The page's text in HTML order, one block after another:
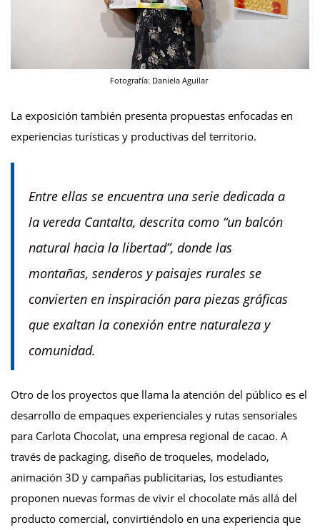
Fotografía: Daniela Aguilar
La exposición también presenta propuestas enfocadas en
experiencias turísticas y productivas del territorio.
Entre ellas se encuentra una serie dedicada a
la vereda Cantalta, descrita como “un balcón
natural hacia la libertad”, donde las
montañas, senderos y paisajes rurales se
convierten en inspiración para piezas gráficas
que exaltan la conexión entre naturaleza y
comunidad.
Otro de los proyectos que llama la atención del público es el
desarrollo de empaques experienciales y rutas sensoriales
para Carlota Chocolat, una empresa regional de cacao. A
través de packaging, diseño de troqueles, modelado,
animación 3D y campañas publicitarias, los estudiantes
proponen nuevas formas de vivir el chocolate más allá del
producto comercial, convirtiéndolo en una experiencia que